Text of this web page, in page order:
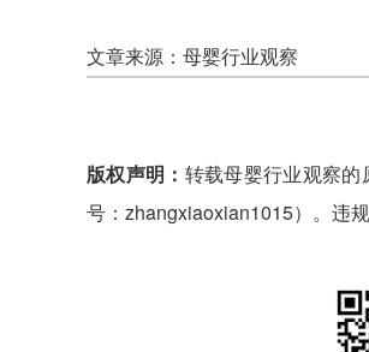
文章来源：母婴行业观察
版权声明： 转载母婴行业观察
号：zhangxiaoxian1015）。违规